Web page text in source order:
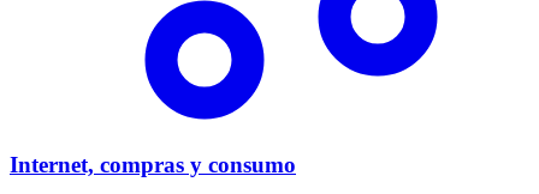
Internet, compras y consumo